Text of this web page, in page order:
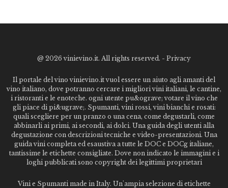
@ 2026 vinievino.it. All rights reserved. - Privacy
Il portale del vino vinievino.it vuol essere un aiuto agli amanti del
vino italiano, dove potranno cercare i migliori vini italiani, le cantine,
i ristoranti e le enoteche. ogni utente pu&ograve; votare il vino che
gli piace di pi&ugrave;. Spumanti, vini rossi, vini bianchi e rosati:
quali scegliere per un pranzo o una cena, come degustarli, come
abbinarli ai primi, ai secondi, ai dolci. Una guida degli utenti alla
degustazione con descrizioni tecniche e video-presentazioni. Una
guida vini completa ed esaustiva a tutte le DOC e DOCg italiane,
tantissime le etichette consigliate. Dove non indicato le immagini e i
loghi pubblicati sono copyright dei legittimi proprietari
Vini e Spumanti made in Italy. Un'ampia selezione di etichette